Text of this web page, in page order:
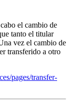
el cambio de
tanto el titular
vez el cambio de
transferido a otro
pages/transfer-